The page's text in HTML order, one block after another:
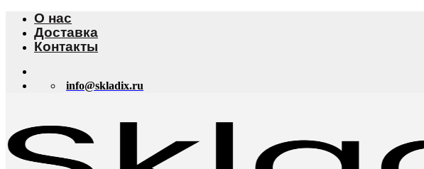
Skip
content
О нас
Доставка
Контакты
info@skladix.ru